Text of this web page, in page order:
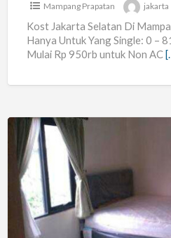
Mampang Prapatan jakarta
Kost Jakarta Selatan Di
Hanya Untuk Yang Single: 0 –
Mulai Rp 950rb untuk Non AC
Kost
Murah
Jaksel